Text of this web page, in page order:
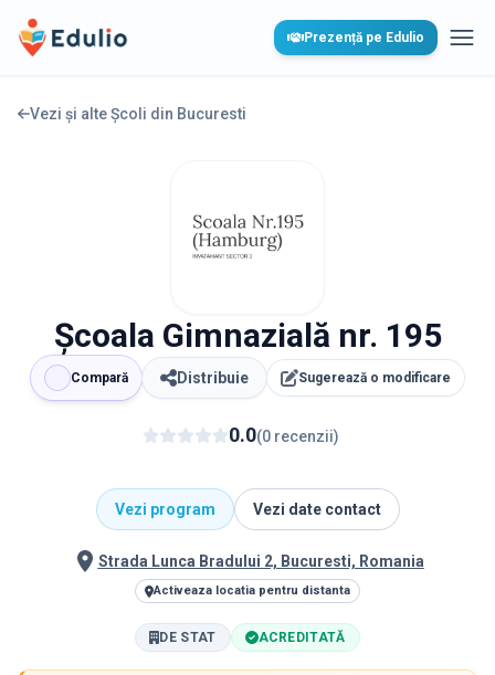
Edulio Prezență pe Edulio
Vezi și alte Școli din Bucuresti
Școala Gimnazială nr. 195
Compară Distribuie Sugerează o modificare
0.0(0 recenzii)
Vezi program Vezi date contact
Strada Lunca Bradului 2, Bucuresti, Romania
Activeaza locatia pentru distanta
DE STAT ACREDITATĂ